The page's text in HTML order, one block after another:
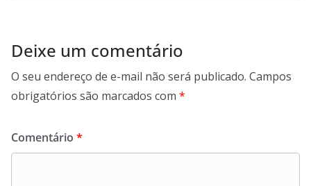
Deixe um comentário
O seu endereço de e-mail não será publicado. Campos
obrigatórios são marcados com *
Comentário *